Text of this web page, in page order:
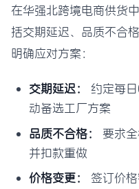
在华强北跨境电商供货
括交期延迟、品质不合
明确应对方案：
交期延迟：
约定每
动备选工厂方案
品质不合格：
要求
并扣款重做
价格变更：
签订价